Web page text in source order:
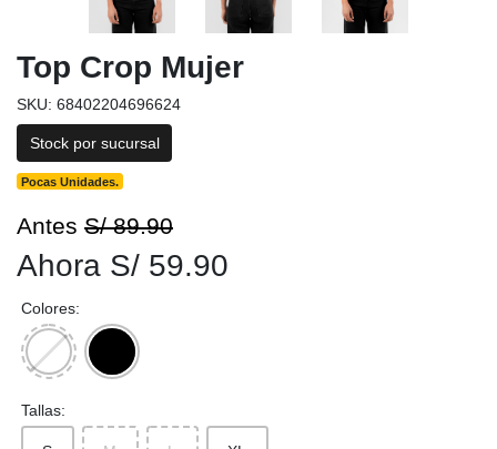
Top Crop Mujer
SKU: 68402204696624
Stock por sucursal
Pocas Unidades.
Antes S/ 89.90
Ahora S/ 59.90
Colores:
Tallas: